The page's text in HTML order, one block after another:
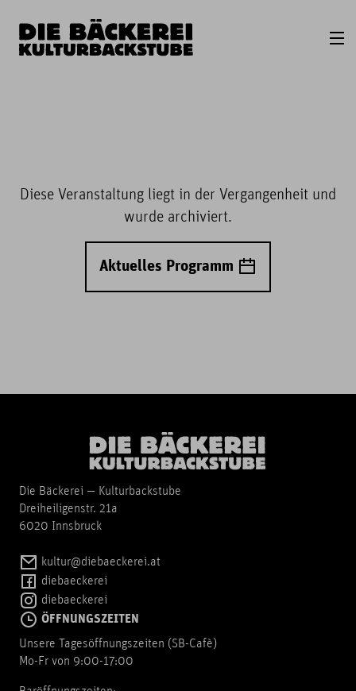
Diese Veranstaltung liegt in der Vergangenheit und
wurde archiviert.
Aktuelles Programm
Die Bäckerei — Kulturbackstube
Dreiheiligenstr. 21a
6020 Innsbruck
kultur@diebaeckerei.at
diebaeckerei
diebaeckerei
ÖFFNUNGSZEITEN
Unsere Tagesöffnungszeiten (SB-Cafè)
Mo-Fr von 9:00-17:00